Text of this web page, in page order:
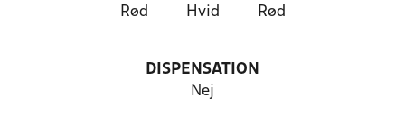
Rød Hvid Rød
DISPENSATION
Nej